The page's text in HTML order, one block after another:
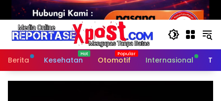
Berita Kesehatan Otomotif Internasional